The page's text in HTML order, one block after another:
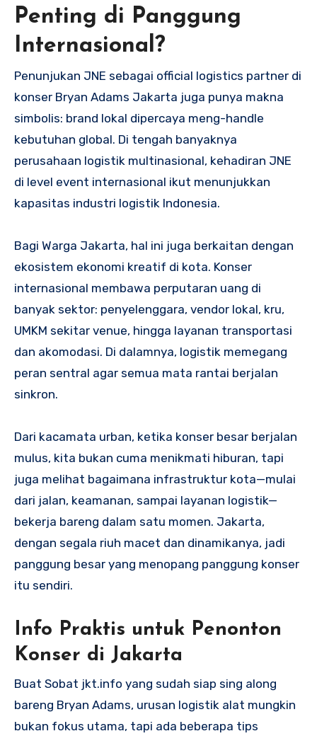
Penting di Panggung
Internasional?
Penunjukan JNE sebagai official logistics partner di
konser Bryan Adams Jakarta juga punya makna
simbolis: brand lokal dipercaya meng-handle
kebutuhan global. Di tengah banyaknya
perusahaan logistik multinasional, kehadiran JNE
di level event internasional ikut menunjukkan
kapasitas industri logistik Indonesia.
Bagi Warga Jakarta, hal ini juga berkaitan dengan
ekosistem ekonomi kreatif di kota. Konser
internasional membawa perputaran uang di
banyak sektor: penyelenggara, vendor lokal, kru,
UMKM sekitar venue, hingga layanan transportasi
dan akomodasi. Di dalamnya, logistik memegang
peran sentral agar semua mata rantai berjalan
sinkron.
Dari kacamata urban, ketika konser besar berjalan
mulus, kita bukan cuma menikmati hiburan, tapi
juga melihat bagaimana infrastruktur kota—mulai
dari jalan, keamanan, sampai layanan logistik—
bekerja bareng dalam satu momen. Jakarta,
dengan segala riuh macet dan dinamikanya, jadi
panggung besar yang menopang panggung konser
itu sendiri.
Info Praktis untuk Penonton
Konser di Jakarta
Buat Sobat jkt.info yang sudah siap sing along
bareng Bryan Adams, urusan logistik alat mungkin
bukan fokus utama, tapi ada beberapa tips